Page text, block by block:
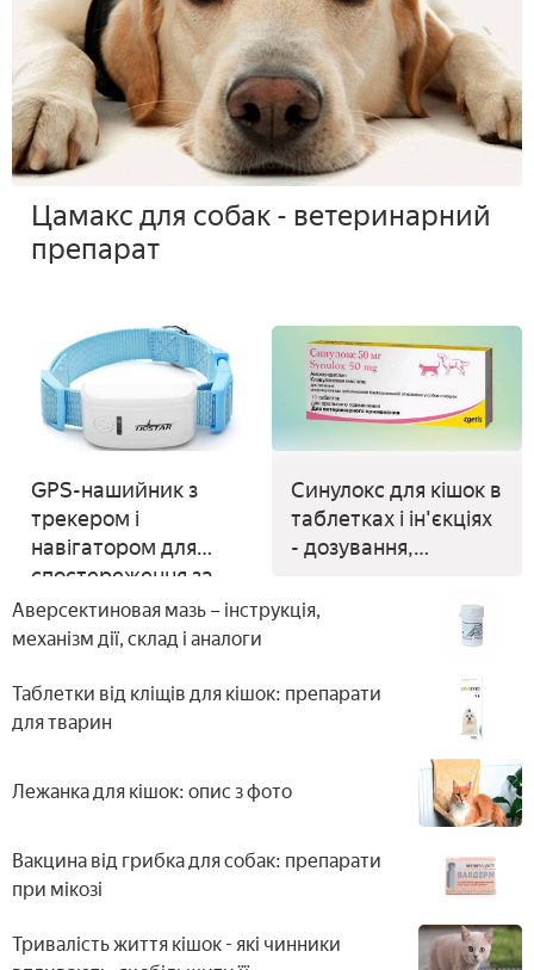
Цамакс для собак - ветеринарний
препарат
GPS-нашийник з
трекером і
навігатором для
спостереження за
кішкою або собакою
через телефон або
Синулокс для кішок в
таблетках і ін'єкціях
- дозування,
аналоги та відгуки
Аверсектиновая мазь – інструкція,
механізм дії, склад і аналоги
Таблетки від кліщів для кішок: препарати
для тварин
Лежанка для кішок: опис з фото
Вакцина від грибка для собак: препарати
при мікозі
Тривалість життя кішок - які чинники